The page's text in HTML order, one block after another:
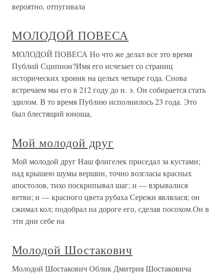
вероятно, отпугивала
МОЛОДОЙ ПОВЕСА
МОЛОДОЙ ПОВЕСА Но что же делал все это время
Публий Сципион?Имя его исчезает со страниц
исторических хроник на целых четыре года. Снова
встречаем мы его в 212 году до н. э. Он собирается стать
эдилом. В то время Публию исполнилось 23 года. Это
был блестящий юноша,
Мой молодой друг
Мой молодой друг Наш флигелек приседал за кустами;
над крышею шумы вершин, точно возгласы красных
апостолов, тихо поскрипывал шаг; и — взрывалися
ветви; и — красного цвета рубаха Сережи являлася; он
сжимал кол; подобрал на дороге его, сделав посохом.Он в
эти дни себе на
Молодой Шостакович
Молодой Шостакович Облик Дмитрия Шостаковича